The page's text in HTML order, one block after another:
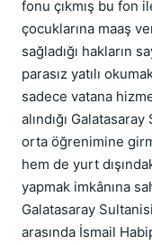
fonu çıkmış bu fon
çocuklarına maaş
sağladığı hakların
parasız yatılı
sadece vatana
alındığı Galatasaray
orta öğrenimine
hem de yurt
yapmak imkânına
Galatasaray
arasında İsmail